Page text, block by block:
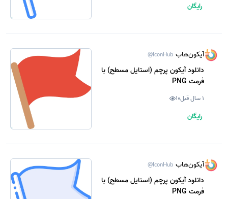
رایگان
آیکون‌هاب @IconHub
دانلود آیکون پرچم (استایل مسطح) با
فرمت PNG
1 سال قبل 10
رایگان
آیکون‌هاب @IconHub
دانلود آیکون پرچم (استایل مسطح) با
فرمت PNG